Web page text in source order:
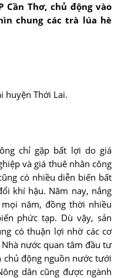
Cần Thơ, chủ động vào
chung các trà lúa hè
huyện Thới Lai.
chỉ gặp bất lợi do giá
và giá thuê nhân công
có nhiều diễn biến bất
khí hậu. Năm nay, nắng
năm, đồng thời nhiều
phức tạp. Dù vậy, sản
có thuận lợi nhờ các cơ
nước quan tâm đầu tư
chủ động nguồn nước tưới
dân cũng được ngành